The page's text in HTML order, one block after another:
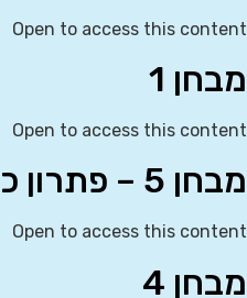
Open to access this content
מבחן 1
Open to access this content
מבחן 5 – פתרון כתוב בחוברת
Open to access this content
מבחן 4